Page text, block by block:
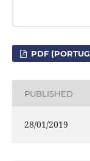
PDF
PUBLISHED
28/01/2019